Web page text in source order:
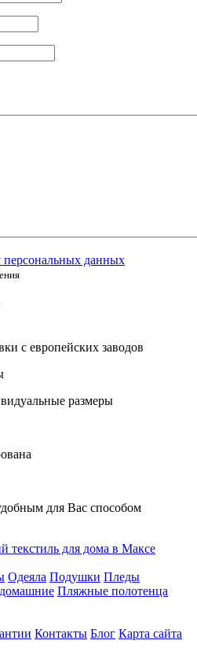
персональных данных
с европейских заводов
размеры
для Вас способом
Одеяла Подушки Пледы
Пляжные полотенца
Контакты Блог Карта сайта